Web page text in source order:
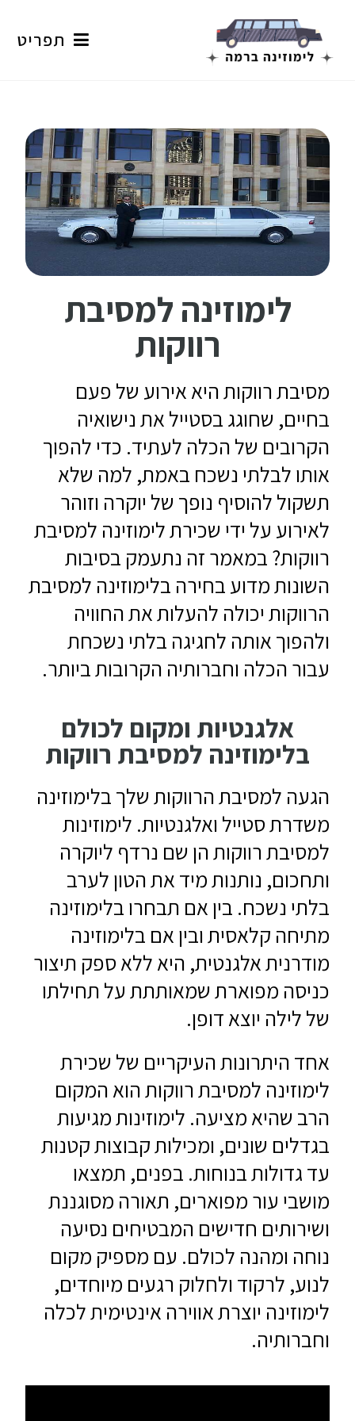
תפריט
לימוזינה למסיבת
רווקות
מסיבת רווקות היא אירוע של פעם
בחיים, שחוגג בסטייל את נישואיה
הקרובים של הכלה לעתיד. כדי להפוך
אותו לבלתי נשכח באמת, למה שלא
תשקול להוסיף נופך של יוקרה וזוהר
לאירוע על ידי שכירת לימוזינה למסיבת
רווקות? במאמר זה נתעמק בסיבות
השונות מדוע בחירה בלימוזינה למסיבת
הרווקות יכולה להעלות את החוויה
ולהפוך אותה לחגיגה בלתי נשכחת
עבור הכלה וחברותיה הקרובות ביותר.
אלגנטיות ומקום לכולם
בלימוזינה למסיבת רווקות
הגעה למסיבת הרווקות שלך בלימוזינה
משדרת סטייל ואלגנטיות. לימוזינות
למסיבת רווקות הן שם נרדף ליוקרה
ותחכום, נותנות מיד את הטון לערב
בלתי נשכח. בין אם תבחרו בלימוזינה
מתיחה קלאסית ובין אם בלימוזינה
מודרנית אלגנטית, היא ללא ספק תיצור
כניסה מפוארת שמאותתת על תחילתו
של לילה יוצא דופן.
אחד היתרונות העיקריים של שכירת
לימוזינה למסיבת רווקות הוא המקום
הרב שהיא מציעה. לימוזינות מגיעות
בגדלים שונים, ומכילות קבוצות קטנות
עד גדולות בנוחות. בפנים, תמצאו
מושבי עור מפוארים, תאורה מסוגננת
ושירותים חדישים המבטיחים נסיעה
נוחה ומהנה לכולם. עם מספיק מקום
לנוע, לרקוד ולחלוק רגעים מיוחדים,
לימוזינה יוצרת אווירה אינטימית לכלה
וחברותיה.